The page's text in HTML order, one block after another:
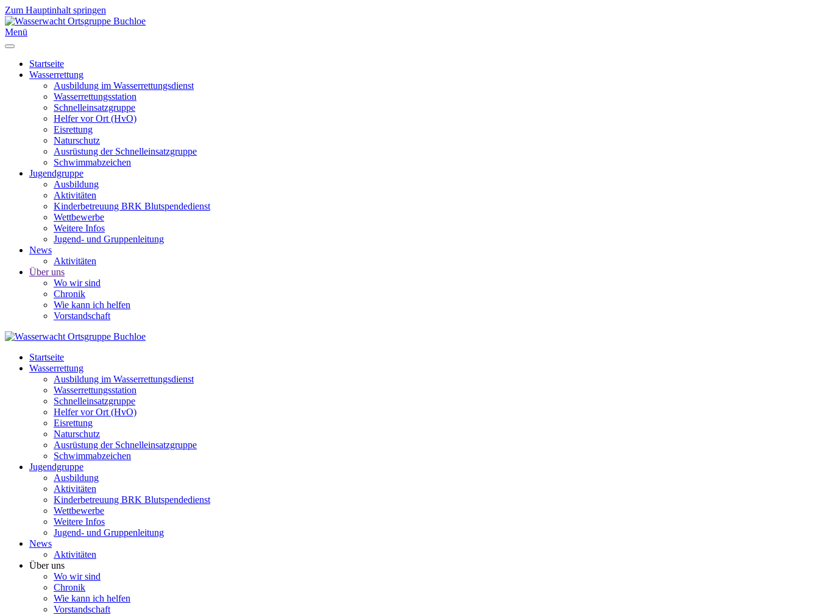
Zum Hauptinhalt springen
Menü
Startseite
Wasserrettung
Ausbildung im Wasserrettungsdienst
Wasserrettungsstation
Schnelleinsatzgruppe
Helfer vor Ort (HvO)
Eisrettung
Naturschutz
Ausrüstung der Schnelleinsatzgruppe
Schwimmabzeichen
Jugendgruppe
Ausbildung
Aktivitäten
Kinderbetreuung BRK Blutspendedienst
Wettbewerbe
Weitere Infos
Jugend- und Gruppenleitung
News
Aktivitäten
Über uns
Wo wir sind
Chronik
Wie kann ich helfen
Vorstandschaft
Startseite
Wasserrettung
Ausbildung im Wasserrettungsdienst
Wasserrettungsstation
Schnelleinsatzgruppe
Helfer vor Ort (HvO)
Eisrettung
Naturschutz
Ausrüstung der Schnelleinsatzgruppe
Schwimmabzeichen
Jugendgruppe
Ausbildung
Aktivitäten
Kinderbetreuung BRK Blutspendedienst
Wettbewerbe
Weitere Infos
Jugend- und Gruppenleitung
News
Aktivitäten
Über uns
Wo wir sind
Chronik
Wie kann ich helfen
Vorstandschaft